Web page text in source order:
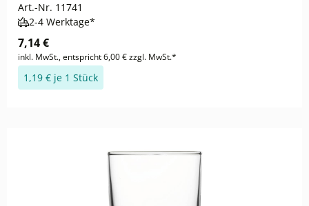
Art.-Nr. 11741
2-4 Werktage*
7,14 €
inkl. MwSt., entspricht 6,00 € zzgl. MwSt.*
1,19 € je 1 Stück